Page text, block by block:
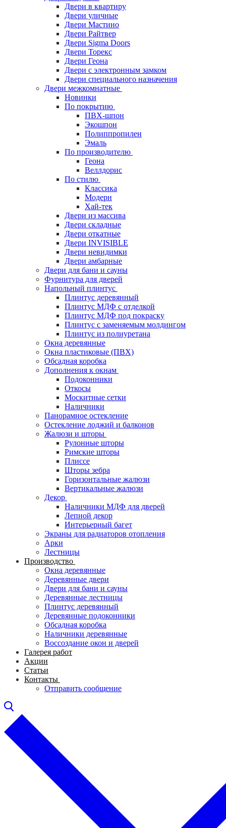
Двери в квартиру
Двери уличные
Двери Мастино
Двери Райтвер
Двери Sigma Doors
Двери Торекс
Двери Геона
Двери с электронным замком
Двери специального назначения
Двери межкомнатные
Новинки
По покрытию
ПВХ-шпон
Экошпон
Полиппропилен
Эмаль
По производителю
Геона
Веллдорис
По стилю
Классика
Модерн
Хай-тек
Двери из массива
Двери складные
Двери откатные
Двери INVISIBLE
Двери невидимки
Двери амбарные
Двери для бани и сауны
Фурнитура для дверей
Напольный плинтус
Плинтус деревянный
Плинтус МДФ с отделкой
Плинтус МДФ под покраску
Плинтус с заменяемым молдингом
Плинтус из полиуретана
Окна деревянные
Окна пластиковые (ПВХ)
Обсадная коробка
Дополнения к окнам
Подоконники
Откосы
Москитные сетки
Наличники
Панорамное остекление
Остекление лоджий и балконов
Жалюзи и шторы
Рулонные шторы
Римские шторы
Плиссе
Шторы зебра
Горизонтальные жалюзи
Вертикальные жалюзи
Декор
Наличники МДФ для дверей
Лепной декор
Интерьерный багет
Экраны для радиаторов отопления
Арки
Лестницы
Производство
Окна деревянные
Деревянные двери
Двери для бани и сауны
Деревянные лестницы
Плинтус деревянный
Деревянные подоконники
Обсадная коробка
Наличники деревянные
Воссоздание окон и дверей
Галерея работ
Акции
Статьи
Контакты
Отправить сообщение